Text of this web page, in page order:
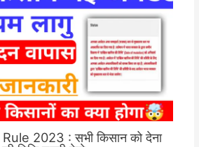
2023 : सभी किसान को देना